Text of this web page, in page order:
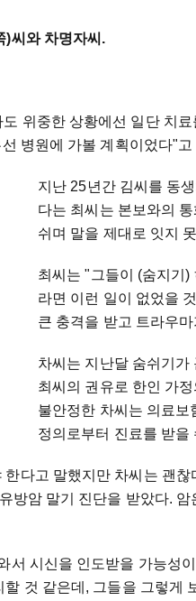
)씨와 차명자씨.
위중한 상황에선 일단 치
병원에 가볼 계획이었다"
지난 25년간 김씨를 동
다는 최씨는 본보와의
쉬며 말을 제대로 잇지
최씨는 "그들이 (숨지기)
라면 이런 일이 없었을
큰 충격을 받고 트라우
차씨는 지난달 숨쉬기가
최씨의 권유로 한인 가
불안정한 차씨는 의료
정의로부터 진료를 받을
다고 말했지만 차씨는 괜찮
방암 말기 진단을 받았다. 암
서 시신을 인도받을 가능성
것 같은데, 그들을 그렇게